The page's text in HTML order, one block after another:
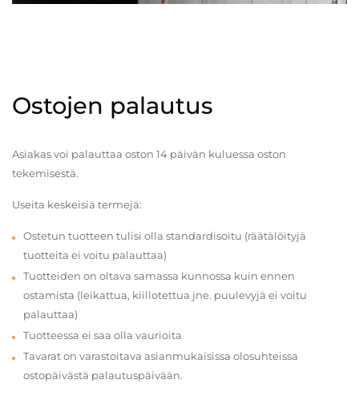
Ostojen palautus
Asiakas voi palauttaa oston 14 päivän kuluessa oston
tekemisestä.
Useita keskeisiä termejä:
Ostetun tuotteen tulisi olla standardisoitu (räätälöityjä
tuotteita ei voitu palauttaa)
Tuotteiden on oltava samassa kunnossa kuin ennen
ostamista (leikattua, kiillotettua jne. puulevyjä ei voitu
palauttaa)
Tuotteessa ei saa olla vaurioita
Tavarat on varastoitava asianmukaisissa olosuhteissa
ostopäivästä palautuspäivään.